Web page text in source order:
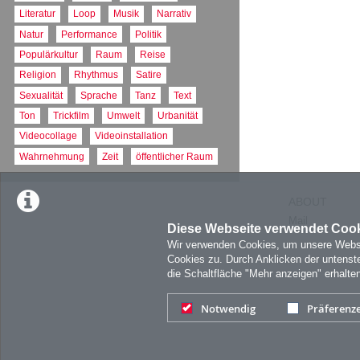
Diese Webseite verwendet
Wir verwenden Cookies, um unsere
Cookies zu. Durch Anklicken der
die Schaltfläche "Mehr anzeigen"
Notwendig
Literatur
Loop Musik
Narrativ
Natur
Performance
Politik
Populärkultur
Raum
Reise
Religion
Rhythmus
Satire
Sexualität
Sprache Tanz
Text
Ton
Trickfilm Umwelt
Urbanität
Videocollage
Videoinstallation
Wahrnehmung
Zeit öffentlicher Raum